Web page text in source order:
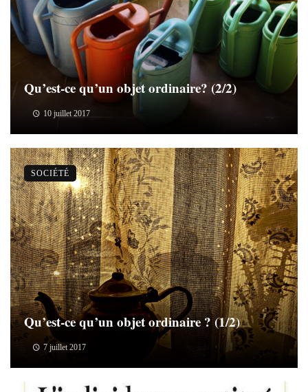
Qu’est-ce qu’un objet ordinaire? (2/2)
10 juillet 2017
Qu’est-ce qu’un objet ordinaire ? (1/2)
7 juillet 2017
SOCIÉTÉ